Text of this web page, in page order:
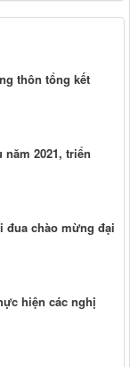
thôn tổng kết
2021, triển
đua chào mừng đại
hiện các nghị